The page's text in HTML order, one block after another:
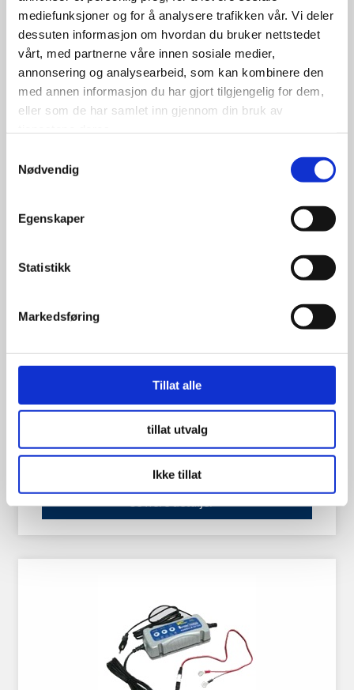
mediefunksjoner og for å analysere trafikken vår. Vi deler
dessuten informasjon om hvordan du bruker nettstedet
vårt, med partnerne våre innen sosiale medier,
annonsering og analysearbeid, som kan kombinere den
med annen informasjon du har gjort tilgjengelig for dem,
eller som de har samlet inn gjennom din bruk av
Nødvendig
Egenskaper
Statistikk
Markedsføring
Tillat alle
tillat utvalg
Ikke tillat
kr950.00
Se flere detaljer
Frostvæske Blå 1L | konsentrat
kr89.00